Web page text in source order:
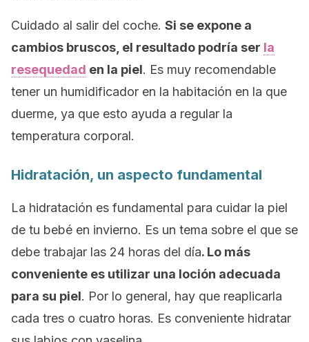
Cuidado al salir del coche. Si se expone a
cambios bruscos, el resultado podría ser la
resequedad en la piel. Es muy recomendable
tener un humidificador en la habitación en la que
duerme, ya que esto ayuda a regular la
temperatura corporal.
Hidratación, un aspecto fundamental
La hidratación es fundamental para cuidar la piel
de tu bebé en invierno. Es un tema sobre el que se
debe trabajar las 24 horas del día. Lo más
conveniente es utilizar una loción adecuada
para su piel. Por lo general, hay que reaplicarla
cada tres o cuatro horas. Es conveniente hidratar